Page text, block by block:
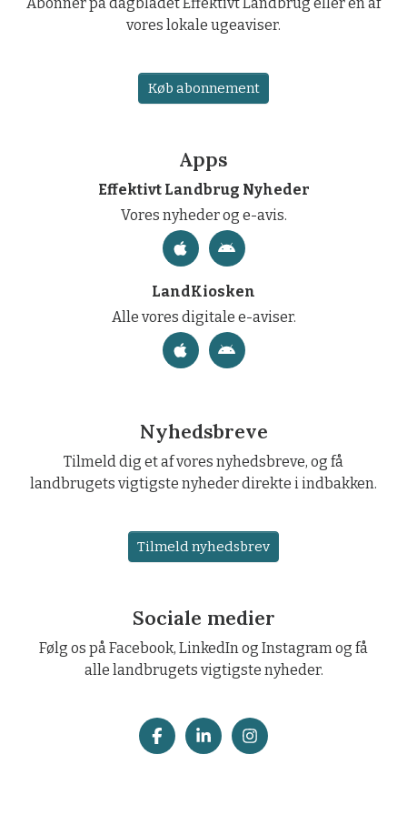
Abonner på dagbladet Effektivt Landbrug eller en af
vores lokale ugeaviser.
Køb abonnement
Apps
Effektivt Landbrug Nyheder
Vores nyheder og e-avis.
LandKiosken
Alle vores digitale e-aviser.
Nyhedsbreve
Tilmeld dig et af vores nyhedsbreve, og få
landbrugets vigtigste nyheder direkte i indbakken.
Tilmeld nyhedsbrev
Sociale medier
Følg os på Facebook, LinkedIn og Instagram og få
alle landbrugets vigtigste nyheder.